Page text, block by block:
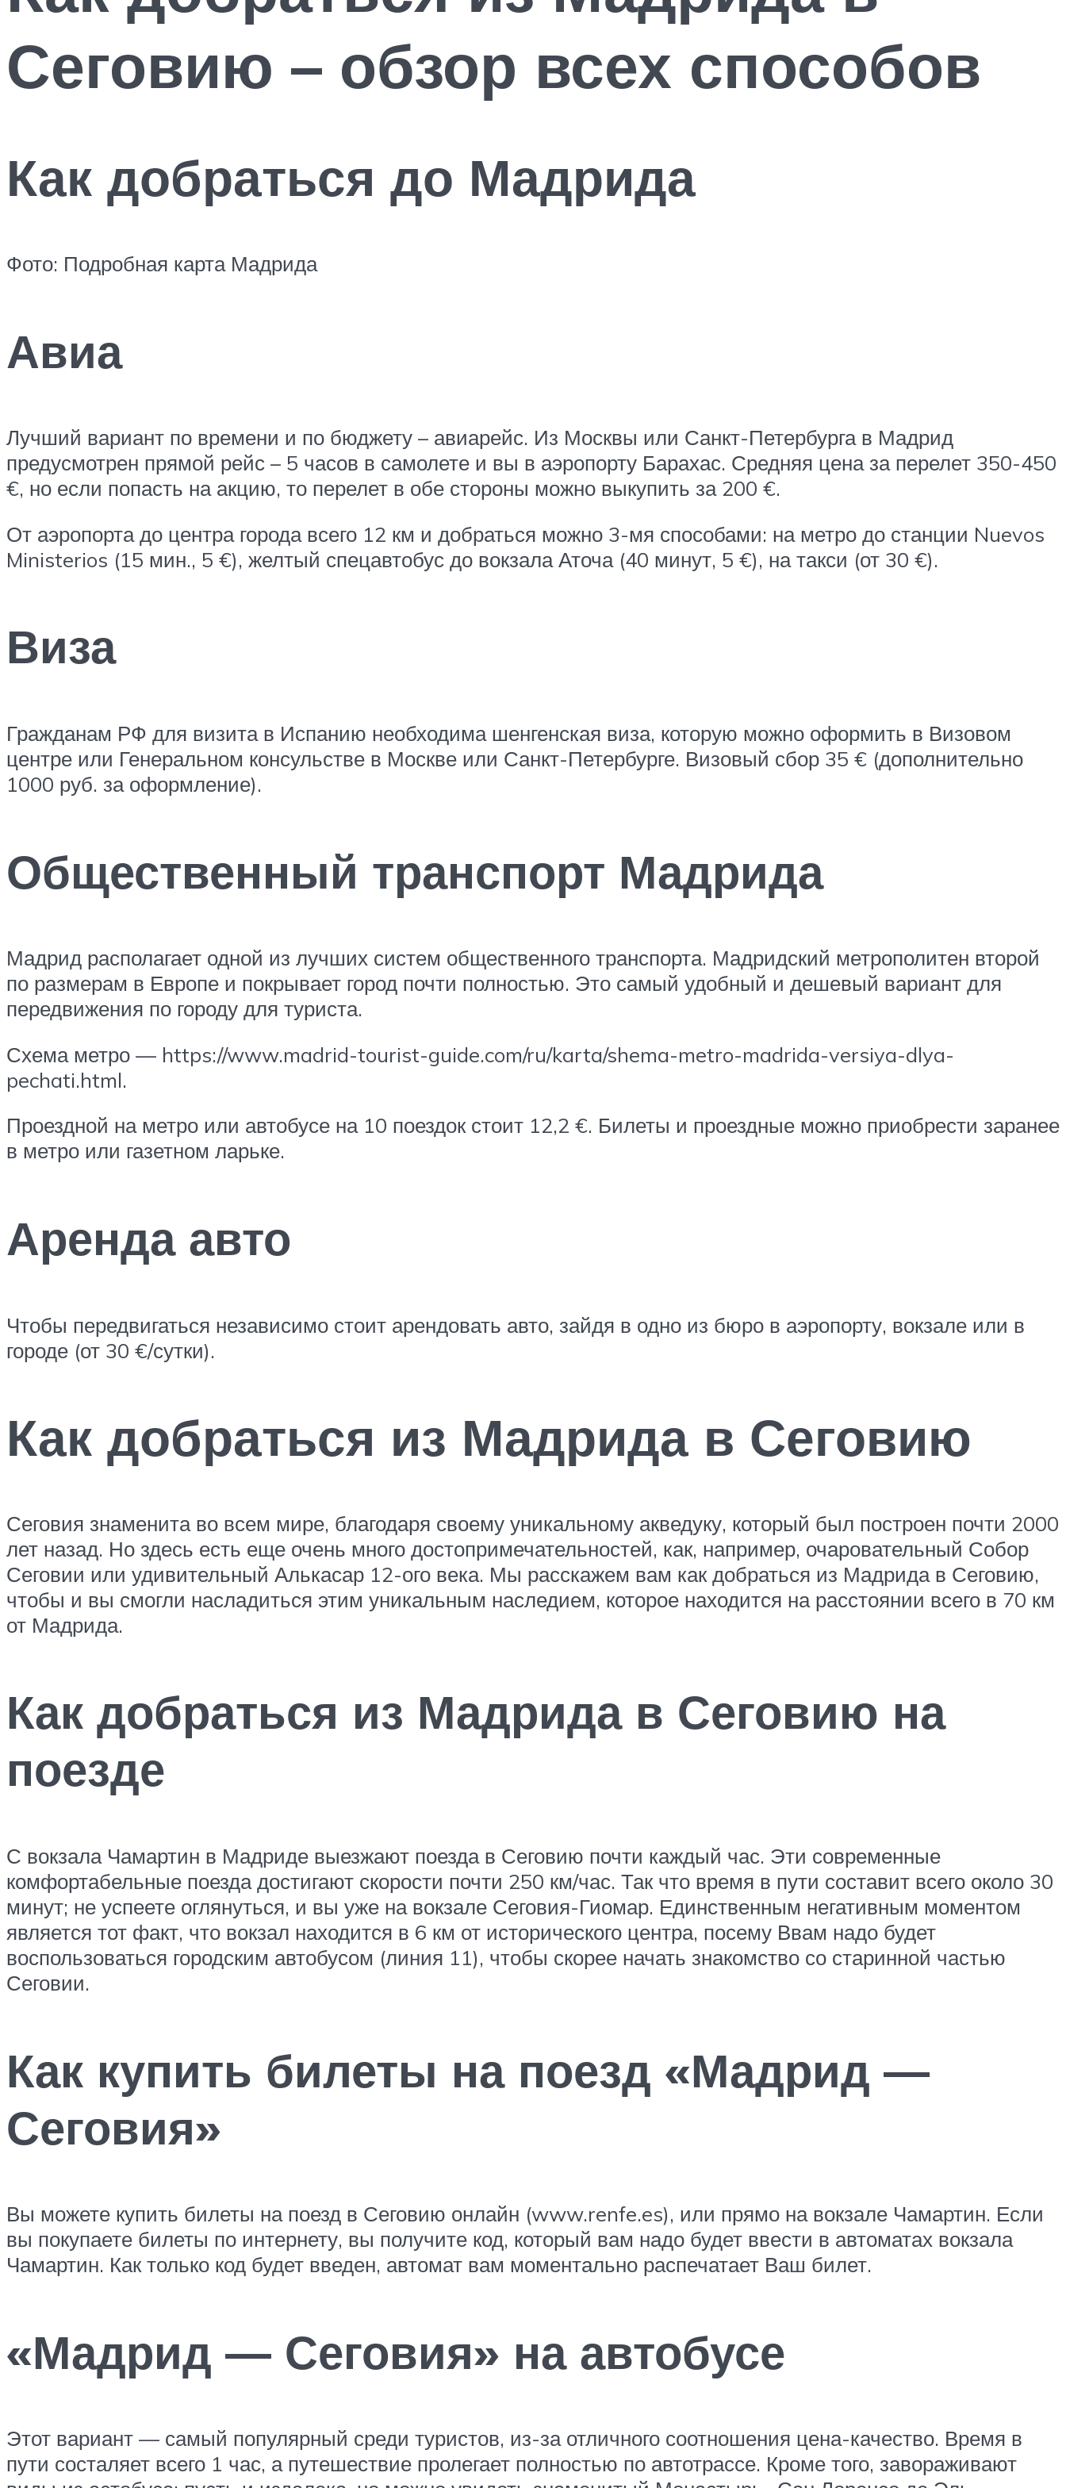
Сеговию – обзор всех способов
Как добраться до Мадрида
Фото: Подробная карта Мадрида
Авиа
Лучший вариант по времени и по бюджету – авиарейс. Из Москвы или Санкт-Петербурга в Мадрид
предусмотрен прямой рейс – 5 часов в самолете и вы в аэропорту Барахас. Средняя цена за перелет 350-450
€, но если попасть на акцию, то перелет в обе стороны можно выкупить за 200 €.
От аэропорта до центра города всего 12 км и добраться можно 3-мя способами: на метро до станции Nuevos
Ministerios (15 мин., 5 €), желтый спецавтобус до вокзала Аточа (40 минут, 5 €), на такси (от 30 €).
Виза
Гражданам РФ для визита в Испанию необходима шенгенская виза, которую можно оформить в Визовом
центре или Генеральном консульстве в Москве или Санкт-Петербурге. Визовый сбор 35 € (дополнительно
1000 руб. за оформление).
Общественный транспорт Мадрида
Мадрид располагает одной из лучших систем общественного транспорта. Мадридский метрополитен второй
по размерам в Европе и покрывает город почти полностью. Это самый удобный и дешевый вариант для
передвижения по городу для туриста.
Схема метро — https://www.madrid-tourist-guide.com/ru/karta/shema-metro-madrida-versiya-dlya-
pechati.html.
Проездной на метро или автобусе на 10 поездок стоит 12,2 €. Билеты и проездные можно приобрести заранее
в метро или газетном ларьке.
Аренда авто
Чтобы передвигаться независимо стоит арендовать авто, зайдя в одно из бюро в аэропорту, вокзале или в
городе (от 30 €/сутки).
Как добраться из Мадрида в Сеговию
Сеговия знаменита во всем мире, благодаря своему уникальному акведуку, который был построен почти 2000
лет назад. Но здесь есть еще очень много достопримечательностей, как, например, очаровательный Собор
Сеговии или удивительный Алькасар 12-ого века. Мы расскажем вам как добраться из Мадрида в Сеговию,
чтобы и вы смогли насладиться этим уникальным наследием, которое находится на расстоянии всего в 70 км
от Мадрида.
Как добраться из Мадрида в Сеговию на
поезде
С вокзала Чамартин в Мадриде выезжают поезда в Сеговию почти каждый час. Эти современные
комфортабельные поезда достигают скорости почти 250 км/час. Так что время в пути составит всего около 30
минут; не успеете оглянуться, и вы уже на вокзале Сеговия-Гиомар. Единственным негативным моментом
является тот факт, что вокзал находится в 6 км от исторического центра, посему Ввам надо будет
воспользоваться городским автобусом (линия 11), чтобы скорее начать знакомство со старинной частью
Сеговии.
Как купить билеты на поезд «Мадрид —
Сеговия»
Вы можете купить билеты на поезд в Сеговию онлайн (www.renfe.es), или прямо на вокзале Чамартин. Если
вы покупаете билеты по интернету, вы получите код, который вам надо будет ввести в автоматах вокзала
Чамартин. Как только код будет введен, автомат вам моментально распечатает Ваш билет.
«Мадрид — Сеговия» на автобусе
Этот вариант — самый популярный среди туристов, из-за отличного соотношения цена-качество. Время в
пути состаляет всего 1 час, а путешествие пролегает полностью по автотрассе. Кроме того, завораживают